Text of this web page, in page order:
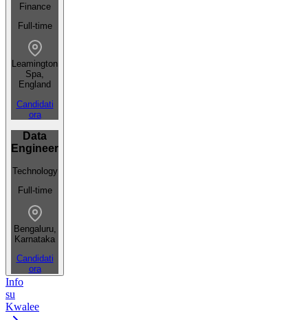
Finance
Full-time
Leamington
Spa,
England
Candidati
ora
Data
Engineer
Technology
Full-time
Bengaluru,
Karnataka
Candidati
ora
Info
su
Kwalee